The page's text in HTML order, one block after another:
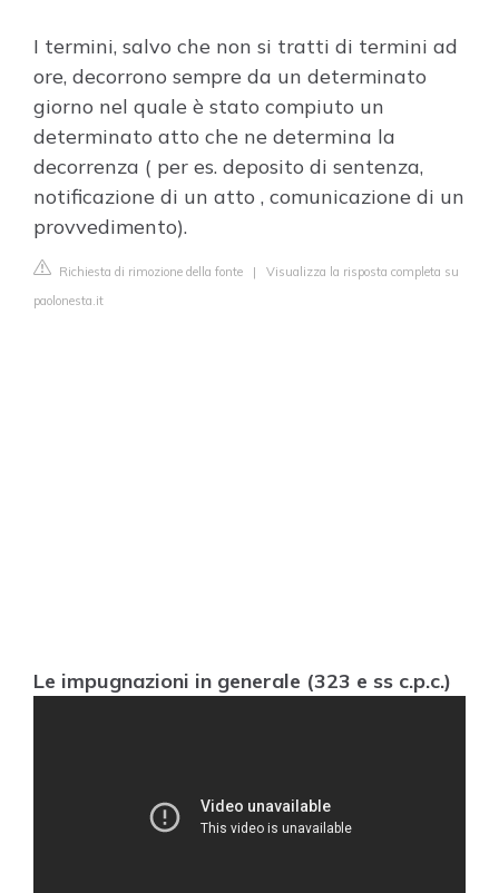
I termini, salvo che non si tratti di termini ad
ore, decorrono sempre da un determinato
giorno nel quale è stato compiuto un
determinato atto che ne determina la
decorrenza ( per es. deposito di sentenza,
notificazione di un atto , comunicazione di un
provvedimento).
Richiesta di rimozione della fonte | Visualizza la risposta completa su
paolonesta.it
Le impugnazioni in generale (323 e ss c.p.c.)